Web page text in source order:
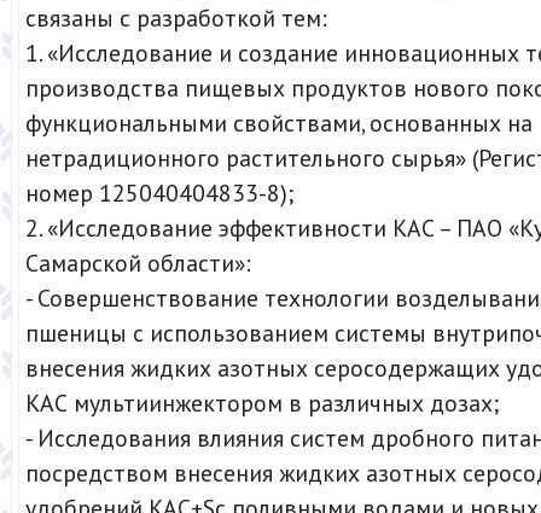
связаны с разработкой тем:
1. «Исследование и создание инновационных
производства пищевых продуктов нового
функциональными свойствами, основанных на
нетрадиционного растительного сырья»
номер 125040404833-8);
2. «Исследование эффективности КАС – ПАО
Самарской области»:
- Совершенствование технологии
пшеницы с использованием системы
внесения жидких азотных серосодержащих
КАС мультиинжектором в различных дозах;
- Исследования влияния систем дробного
посредством внесения жидких азотных